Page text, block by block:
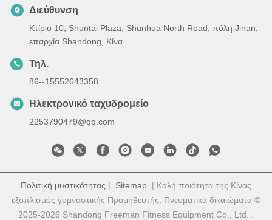
Διεύθυνση
Κτίριο 10, Shuntai Plaza, Shunhua North Road, πόλη Jinan,
επαρχία Shandong, Κίνα
Τηλ.
86--15552643358
Ηλεκτρονικό ταχυδρομείο
2253790479@qq.com
Πολιτική μυστικότητας | Sitemap | Καλή ποιότητα της Κίνας
εξοπλισμός γυμναστικής Προμηθευτής. Πνευματικά δικαιώματα ©
2025-2026 Shandong Freeman Fitness Equipment Co., Ltd. .